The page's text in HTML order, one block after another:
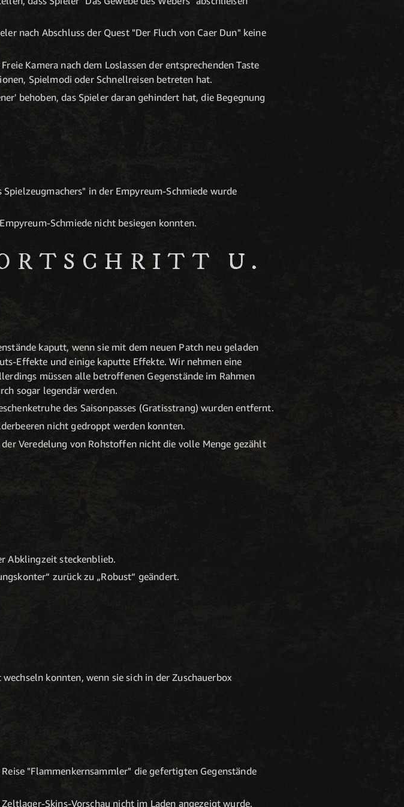
nach Abschluss der Quest "Der Fluch von Caer Dun" keine
Kamera nach dem Loslassen der entsprechenden Taste
Spielmodi oder Schnellreisen betreten hat.
behoben, das Spieler daran gehindert hat, die Begegnung
in der Empyreum-Schmiede wurde
Schmiede nicht besiegen konnten.
U.
kaputt, wenn sie mit dem neuen Patch neu geladen
Effekte und einige kaputte Effekte. Wir nehmen eine
müssen alle betroffenen Gegenstände im Rahmen
sogar legendär werden.
des Saisonpasses (Gratisstrang) wurden entfernt.
nicht gedroppt werden konnten.
Veredelung von Rohstoffen nicht die volle Menge gezählt
Abklingzeit steckenblieb.
zurück zu „Robust“ geändert.
konnten, wenn sie sich in der Zuschauerbox
"Flammenkernsammler" die gefertigten Gegenstände
Skins-Vorschau nicht im Laden angezeigt wurde.